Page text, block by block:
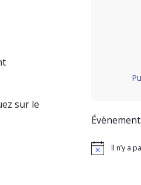
sur le
NoticeIl n’y a